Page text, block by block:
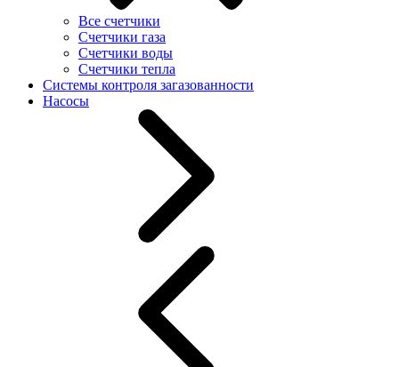
Все счетчики
Счетчики газа
Счетчики воды
Счетчики тепла
Системы контроля загазованности
Насосы